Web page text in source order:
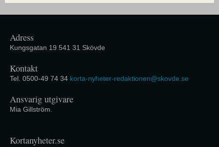
Adress
Kungsgatan 19 541 31 Skövde
Kontakt
Tel. 0500-49 74 34 korta-nyheter-redaktionen@skovde.se
Ansvarig utgivare
Mia Gillström.
Kortanyheter.se